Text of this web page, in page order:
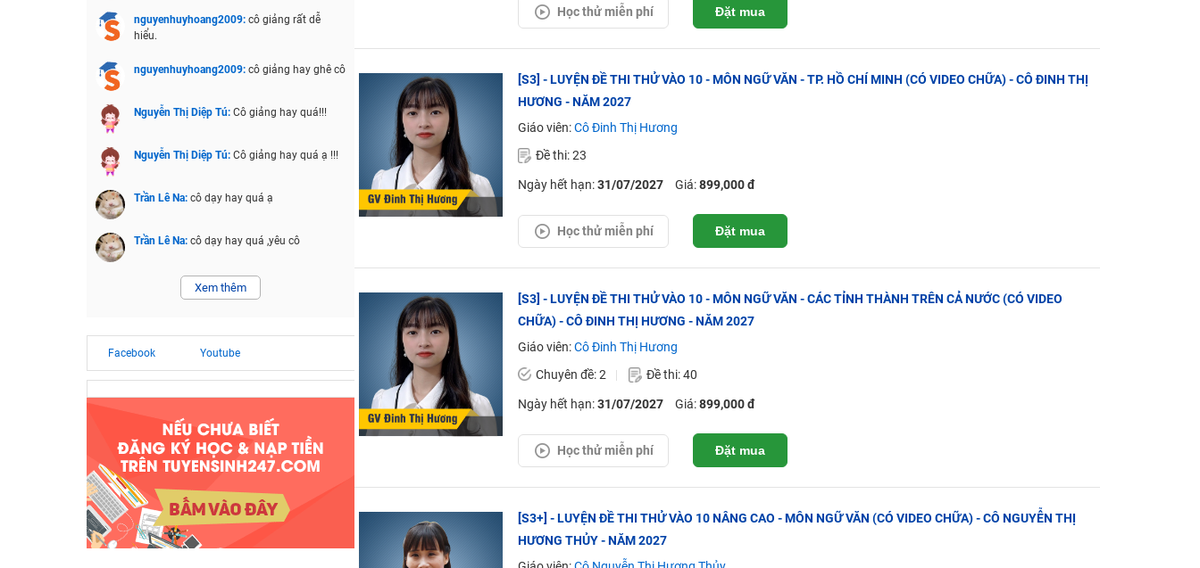
nguyenhuyhoang2009: cô giảng rất dễ
hiểu.
nguyenhuyhoang2009: cô giảng hay ghê cô
Nguyễn Thị Diệp Tú: Cô giảng hay quá!!!
Nguyễn Thị Diệp Tú: Cô giảng hay quá ạ !!!
Trần Lê Na: cô dạy hay quá ạ
Trần Lê Na: cô dạy hay quá ,yêu cô
Xem thêm
Facebook Youtube
Học thử miễn phí Đặt mua
[S3] - LUYỆN ĐỀ THI THỬ VÀO 10 - MÔN NGỮ VĂN - TP. HỒ CHÍ MINH (CÓ VIDEO CHỮA) - CÔ ĐINH THỊ
HƯƠNG - NĂM 2027
Giáo viên:Cô Đinh Thị Hương
Đề thi: 23
Ngày hết hạn:31/07/2027 Giá:899,000 đ
Học thử miễn phí Đặt mua
[S3] - LUYỆN ĐỀ THI THỬ VÀO 10 - MÔN NGỮ VĂN - CÁC TỈNH THÀNH TRÊN CẢ NƯỚC (CÓ VIDEO
CHỮA) - CÔ ĐINH THỊ HƯƠNG - NĂM 2027
Giáo viên:Cô Đinh Thị Hương
Chuyên đề: 2
Đề thi: 40
Ngày hết hạn:31/07/2027 Giá:899,000 đ
Học thử miễn phí Đặt mua
[S3+] - LUYỆN ĐỀ THI THỬ VÀO 10 NÂNG CAO - MÔN NGỮ VĂN (CÓ VIDEO CHỮA) - CÔ NGUYỄN THỊ
HƯƠNG THỦY - NĂM 2027